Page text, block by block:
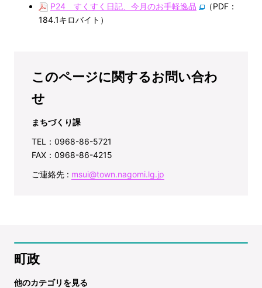
P24 すくすく日記、今月のお手軽逸品
（PDF：
184.1キロバイト）
このページに関するお問い合わ
せ
まちづくり課
TEL：0968-86-5721
FAX：0968-86-4215
ご連絡先 : msui@town.nagomi.lg.jp
町政
他のカテゴリを見る